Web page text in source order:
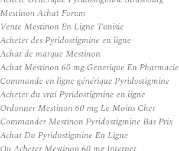
Mestinon Achat Forum
Vente Mestinon En Ligne Tunisie
Acheter des Pyridostigmine en ligne
Achat de marque Mestinon
Achat Mestinon 60 mg Generique En Pharmacie
Commande en ligne générique Pyridostigmine
Acheter du vrai Pyridostigmine en ligne
Ordonner Mestinon 60 mg Le Moins Cher
Commander Mestinon Pyridostigmine Bas Prix
Achat Du Pyridostigmine En Ligne